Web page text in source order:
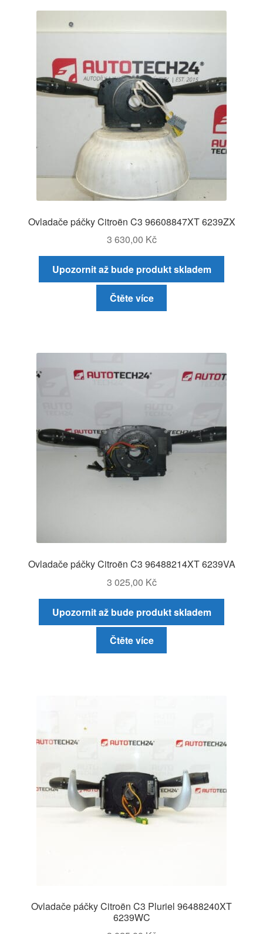
Ovladače páčky Citroën C3 96608847XT 6239ZX
3 630,00 Kč
Upozornit až bude produkt skladem
Čtěte více
Ovladače páčky Citroën C3 96488214XT 6239VA
3 025,00 Kč
Upozornit až bude produkt skladem
Čtěte více
Ovladače páčky Citroën C3 Pluriel 96488240XT
6239WC